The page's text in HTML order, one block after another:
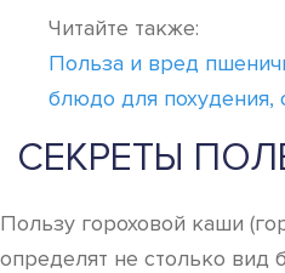
Читайте также:
Польза и вред
блюдо для похудения,
СЕКРЕТЫ
Пользу гороховой каши
определят не столько вид